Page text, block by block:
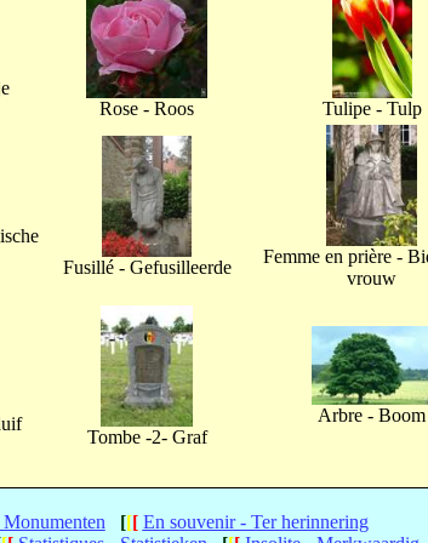
Rose - Roos
Tulipe - Tulp
Fusillé - Gefusilleerde
Femme en prière -
vrouw
Tombe -2- Graf
Arbre - Boom
[[[ En souvenir - Ter herinnering